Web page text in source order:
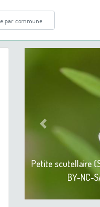
Petite scutellaire
BY-NC-
Previous